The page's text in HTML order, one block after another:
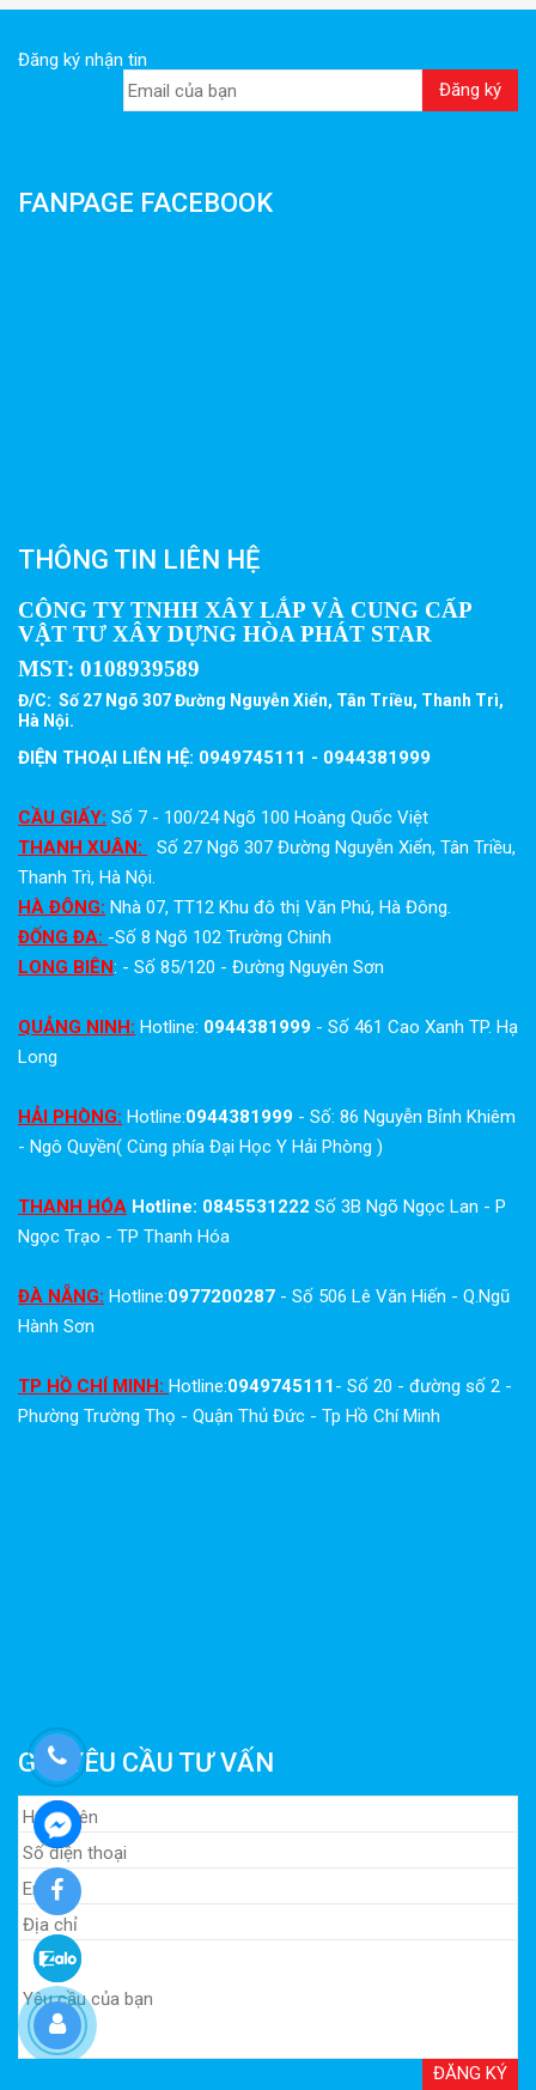
Đăng ký nhận tin
FANPAGE FACEBOOK
THÔNG TIN LIÊN HỆ
CÔNG TY TNHH XÂY LẮP VÀ CUNG CẤP
VẬT TƯ XÂY DỰNG HÒA PHÁT STAR
MST: 0108939589
Đ/C: Số 27 Ngõ 307 Đường Nguyễn Xiển, Tân Triều, Thanh Trì,
Hà Nội.
ĐIỆN THOẠI LIÊN HỆ: 0949745111 - 0944381999
CẦU GIẤY: Số 7 - 100/24 Ngõ 100 Hoàng Quốc Việt
THANH XUÂN:
Số 27 Ngõ 307 Đường Nguyễn Xiển, Tân Triều,
Thanh Trì, Hà Nội.
HÀ ĐÔNG: Nhà 07, TT12 Khu đô thị Văn Phú, Hà Đông.
ĐỐNG ĐA: -Số 8 Ngõ 102 Trường Chinh
LONG BIÊN: - Số 85/120 - Đường Nguyên Sơn
QUẢNG NINH: Hotline: 0944381999 - Số 461 Cao Xanh TP. Hạ
Long
HẢI PHÒNG: Hotline:0944381999 - Số: 86 Nguyễn Bỉnh Khiêm
- Ngô Quyền( Cùng phía Đại Học Y Hải Phòng )
THANH HÓA Hotline: 0845531222 Số 3B Ngõ Ngọc Lan - P
Ngọc Trạo - TP Thanh Hóa
ĐÀ NẴNG: Hotline:0977200287 - Số 506 Lê Văn Hiến - Q.Ngũ
Hành Sơn
TP HỒ CHÍ MINH: Hotline:0949745111- Số 20 - đường số 2 -
Phường Trường Thọ - Quận Thủ Đức - Tp Hồ Chí Minh
GỬI YÊU CẦU TƯ VẤN